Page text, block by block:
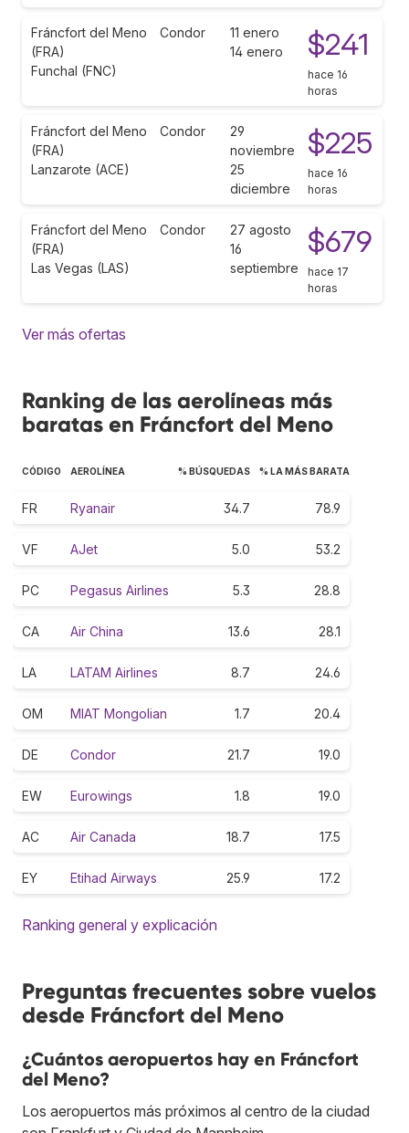
Fráncfort del Meno
(FRA)
Funchal (FNC)
Condor
11 enero
14 enero
$241
hace 16
horas
Fráncfort del Meno
(FRA)
Lanzarote (ACE)
Condor
29
noviembre
25
diciembre
$225
hace 16
horas
Fráncfort del Meno
(FRA)
Las Vegas (LAS)
Condor
27 agosto
16
septiembre
$679
hace 17
horas
Ver más ofertas
Ranking de las aerolíneas más
baratas en Fráncfort del Meno
CÓDIGO AEROLÍNEA % BÚSQUEDAS % LA MÁS BARATA
FR Ryanair 34.7 78.9
VF AJet 5.0 53.2
PC Pegasus Airlines 5.3 28.8
CA Air China 13.6 28.1
LA LATAM Airlines 8.7 24.6
OM MIAT Mongolian 1.7 20.4
DE Condor 21.7 19.0
EW Eurowings 1.8 19.0
AC Air Canada 18.7 17.5
EY Etihad Airways 25.9 17.2
Ranking general y explicación
Preguntas frecuentes sobre vuelos
desde Fráncfort del Meno
¿Cuántos aeropuertos hay en Fráncfort
del Meno?
Los aeropuertos más próximos al centro de la ciudad